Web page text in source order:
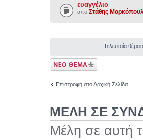
ευαγγέλιο
από Στάθης
Τελευταία
Δημιουργία νέου
θέματος
Επιστροφή στο Αρχική Σελίδα
ΜΕΛΗ ΣΕ
Μέλη σε αυτή